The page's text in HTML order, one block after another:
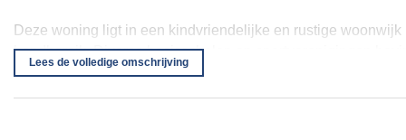
Deze woning ligt in een kindvriendelijke en rustige
handbereik. Diverse basisscholen en sportverenigingen
andere winkels voor de dagelijkse boodschappen. Voor wie
Lees de volledige omschrijving